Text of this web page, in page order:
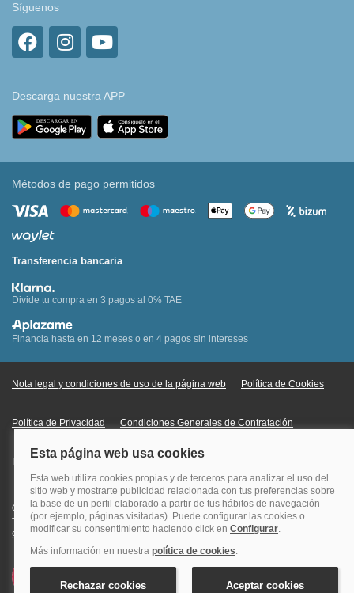
Síguenos
Descarga nuestra APP
Métodos de pago permitidos
Transferencia bancaria
Divide tu compra en 3 pagos al 0% TAE
Financia hasta en 12 meses o en 4 pagos sin intereses
Nota legal y condiciones de uso de la página web Política de Cookies
Política de Privacidad Condiciones Generales de Contratación
Información Legal sobre Mercados en Línea
Quehoteles.com - Especialistas en hoteles © Copyright Veturis Travel S.A.
Todos los derechos reservados. Autorización nº I-AV0000879.4 Tel: +34
915759999